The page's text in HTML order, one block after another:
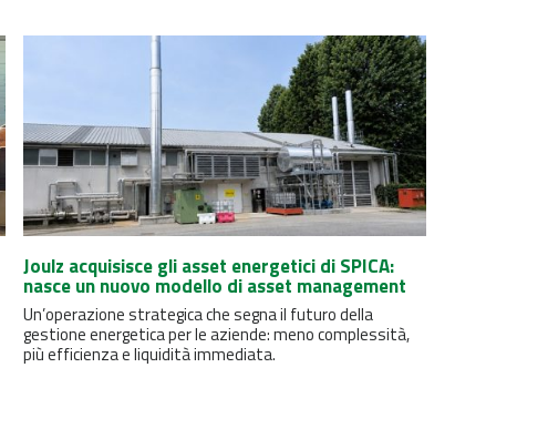
Joulz acquisisce gli asset energetici di SPICA:
nasce un nuovo modello di asset management
Un’operazione strategica che segna il futuro della
gestione energetica per le aziende: meno complessità,
più efficienza e liquidità immediata.